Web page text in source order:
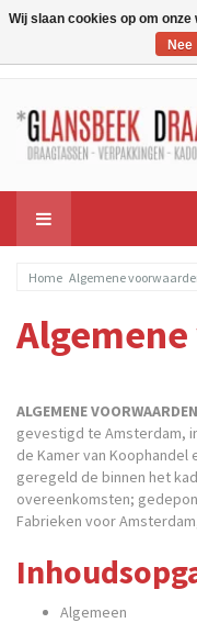
Home Algemene
ALGEMENE
gevestigd te Amsterdam,
de Kamer van Koophandel
geregeld de binnen het
overeenkomsten;
Fabrieken voor
Algemeen
Wij slaan cookies op om
Nee